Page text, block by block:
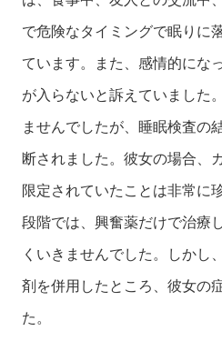
で危険なタイミングで眠りに
ています。また、感情的にな
が入らないと訴えていました
ませんでしたが、睡眠検査の
断されました。彼女の場合、
限定されていたことは非常に
段階では、興奮薬だけで治療
くいきませんでした。しかし
剤を併用したところ、彼女の
た。